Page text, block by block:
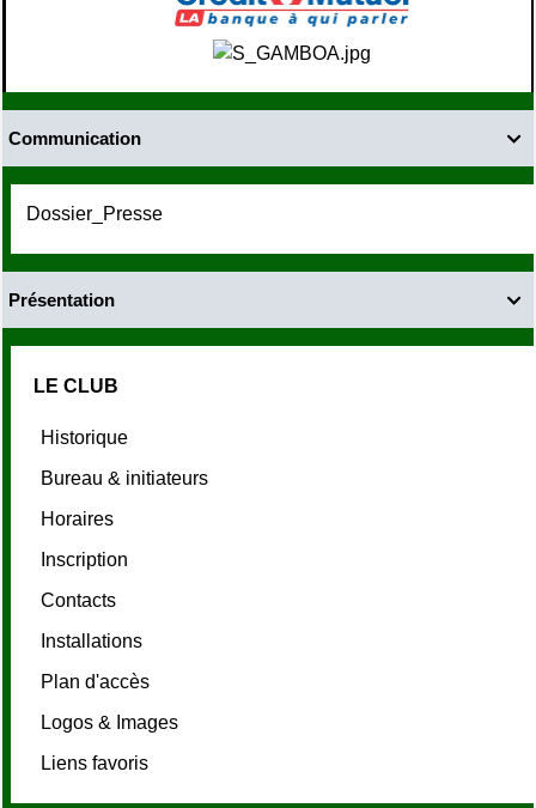

Communication
Dossier_Presse

Présentation
LE CLUB
Historique
Bureau & initiateurs
Horaires
Inscription
Contacts
Installations
Plan d'accès
Logos & Images
Liens favoris